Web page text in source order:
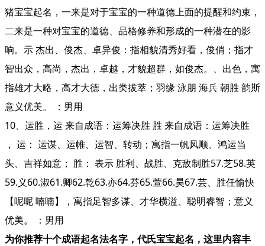
猪宝宝起名，一来是对于宝宝的一种道德上面的提醒和约束，
二来是一种对宝宝的道德、品格修养和形成的一种潜在的影
响。示 杰出、俊杰、卓异俊：指相貌清秀好看，俊俏；指才
智出众，高尚，杰出，卓越，才貌超群，如俊杰。、出色，寓
指雄才大略，高才大德，出类拔萃；羽缘 泳朋 海兵 朝胜 韵斯
意义优美。 ：男用
10、运胜，运 来自成语：运筹决胜 胜 来自成语：运筹决胜
， 运： 运谋、运帷、运智、转动；寓指一帆风顺、鸿运当
头、吉祥如意； 胜： 表示 胜利、战胜、克敌制胜57.芝58.英
59.义60.淑61.卿62.乾63.亦64.芬65.萱66.昊67.芸、胜任愉快
【呢呢 喃喃】，寓指足智多谋、才华横溢、聪明睿智；意义
优美。 ：男用
为你推荐十个成语起名法名字，代氏宝宝起名，这里内容丰